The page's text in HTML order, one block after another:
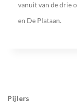
Pijlers
vanuit van de drie
en De Plataan.